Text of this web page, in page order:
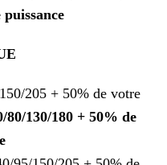
205 + 50% de votre
80/130/180 + 50% de